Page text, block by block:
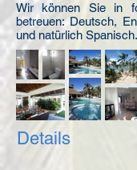
Wir können Sie in
betreuen: Deutsch,
und natürlich Spanisch.
Details